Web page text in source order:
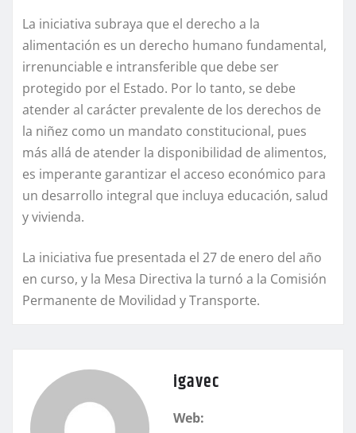
La iniciativa subraya que el derecho a la
alimentación es un derecho humano fundamental,
irrenunciable e intransferible que debe ser
protegido por el Estado. Por lo tanto, se debe
atender al carácter prevalente de los derechos de
la niñez como un mandato constitucional, pues
más allá de atender la disponibilidad de alimentos,
es imperante garantizar el acceso económico para
un desarrollo integral que incluya educación, salud
y vivienda.
La iniciativa fue presentada el 27 de enero del año
en curso, y la Mesa Directiva la turnó a la Comisión
Permanente de Movilidad y Transporte.
igavec
Web: